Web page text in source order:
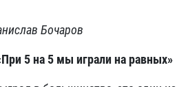
Бочаров
5 на 5 мы играли на равных»